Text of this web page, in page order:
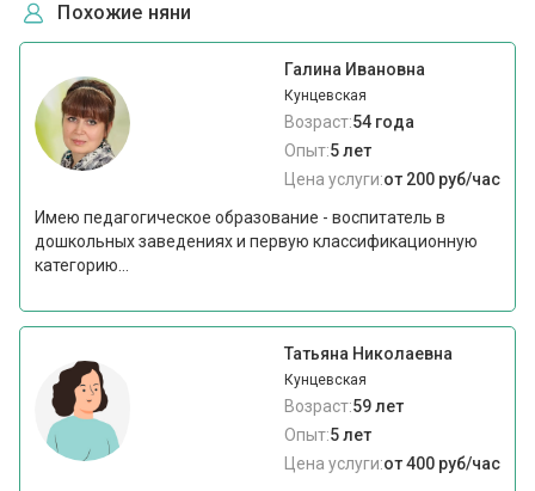
Похожие няни
Галина Ивановна
Кунцевская
Возраст:54 года
Опыт:5 лет
Цена услуги:от 200 руб/час
Имею педагогическое образование - воспитатель в
дошкольных заведениях и первую классификационную
категорию...
Татьяна Николаевна
Кунцевская
Возраст:59 лет
Опыт:5 лет
Цена услуги:от 400 руб/час